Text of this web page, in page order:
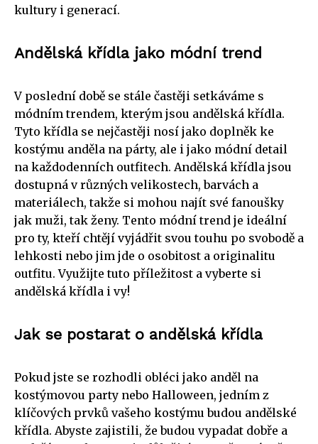
kultury i generací.
Andělská křídla jako módní trend
V poslední době se stále častěji setkáváme s
módním trendem, kterým jsou andělská křídla.
Tyto křídla se nejčastěji nosí jako doplněk ke
kostýmu anděla na párty, ale i jako módní detail
na každodenních outfitech. Andělská křídla jsou
dostupná v různých velikostech, barvách a
materiálech, takže si mohou najít své fanoušky
jak muži, tak ženy. Tento módní trend je ideální
pro ty, kteří chtějí vyjádřit svou touhu po svobodě a
lehkosti nebo jim jde o osobitost a originalitu
outfitu. Využijte tuto příležitost a vyberte si
andělská křídla i vy!
Jak se postarat o andělská křídla
Pokud jste se rozhodli obléci jako anděl na
kostýmovou party nebo Halloween, jedním z
klíčových prvků vašeho kostýmu budou andělské
křídla. Abyste zajistili, že budou vypadat dobře a